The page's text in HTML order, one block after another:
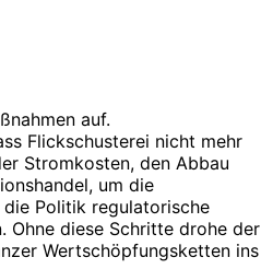
auf.
Flickschusterei nicht mehr
Stromkosten, den Abbau
um die
Politik regulatorische
Ohne diese Schritte drohe der
Wertschöpfungsketten ins